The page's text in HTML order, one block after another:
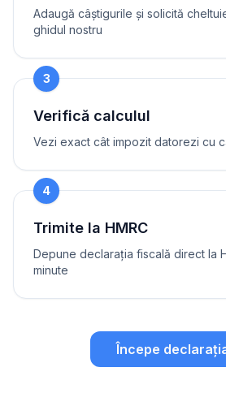
Adaugă câștigurile și solicită
ghidul nostru
3
Verifică calculul
Vezi exact cât impozit datorezi cu
4
Trimite la HMRC
Depune declarația fiscală direct la
minute
Începe